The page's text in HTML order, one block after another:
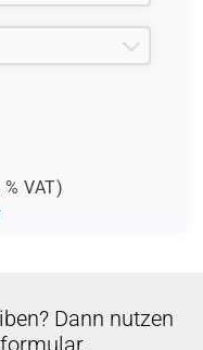
% VAT)
Dann nutzen